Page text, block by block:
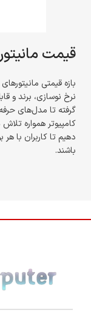
قیمت مانیتور 27 اینچ
کامپیوتر همواره
دهیم تا کاربران با
باشند.